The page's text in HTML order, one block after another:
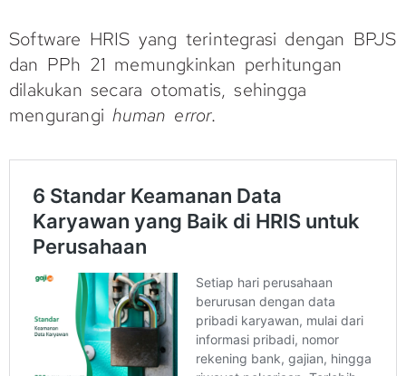
Software HRIS yang terintegrasi dengan BPJS
dan PPh 21 memungkinkan perhitungan
dilakukan secara otomatis, sehingga
mengurangihuman error.